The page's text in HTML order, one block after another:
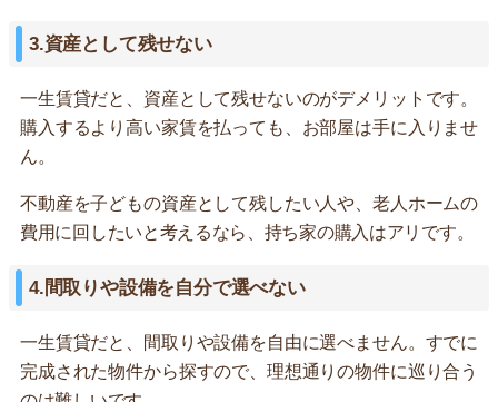
3.資産として残せない
一生賃貸だと、資産として残せないのがデメリットです。
購入するより高い家賃を払っても、お部屋は手に入りませ
ん。
不動産を子どもの資産として残したい人や、老人ホームの
費用に回したいと考えるなら、持ち家の購入はアリです。
4.間取りや設備を自分で選べない
一生賃貸だと、間取りや設備を自由に選べません。すでに
完成された物件から探すので、理想通りの物件に巡り合う